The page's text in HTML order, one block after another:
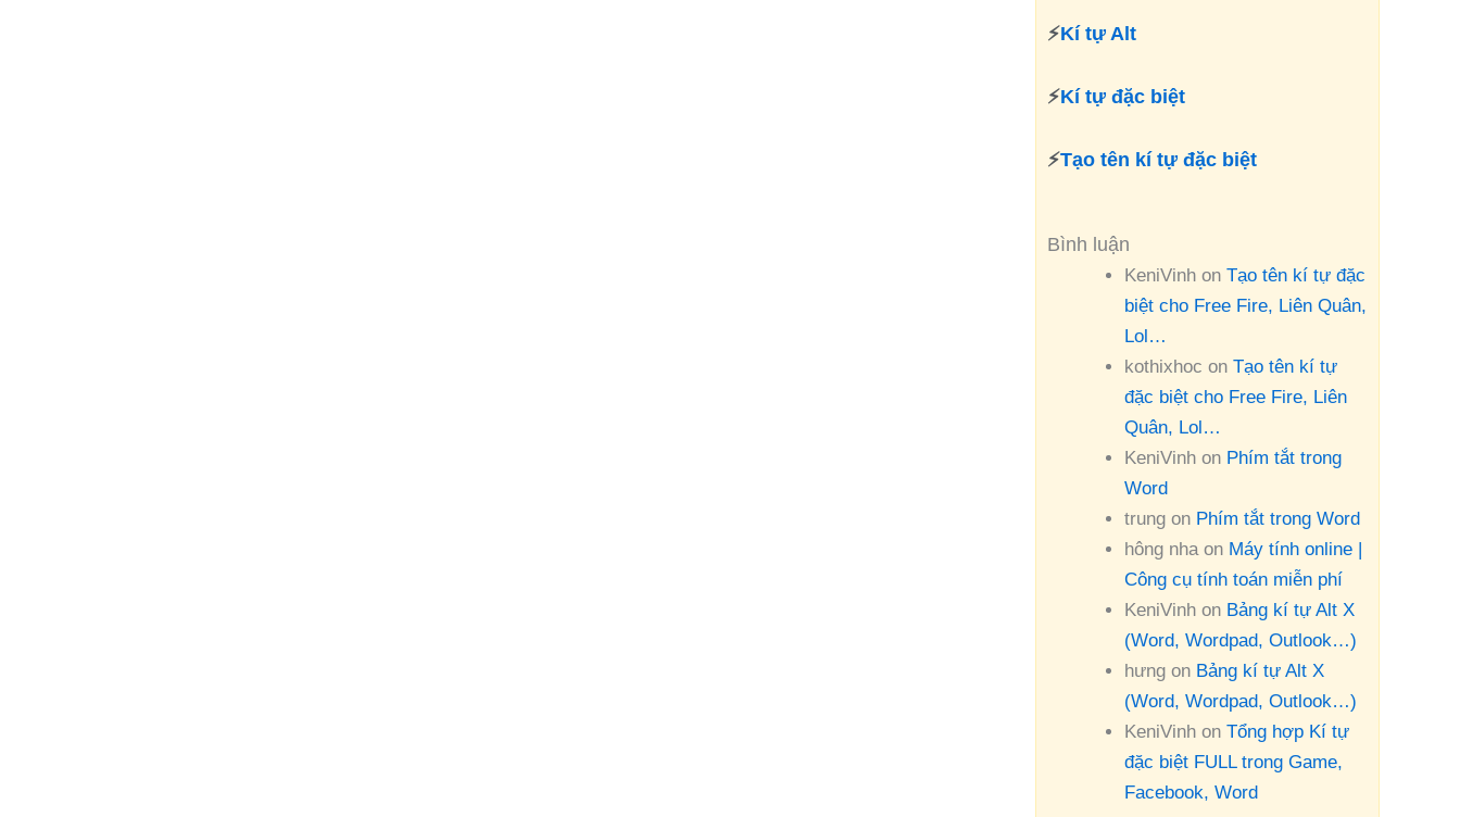
⚡Kí tự Alt
⚡Kí tự đặc biệt
⚡Tạo tên kí tự đặc biệt
Bình luận
KeniVinh onTạo tên kí tự đặc
biệt cho Free Fire, Liên Quân,
Lol…
kothixhoc onTạo tên kí tự
đặc biệt cho Free Fire, Liên
Quân, Lol…
KeniVinh on Phím tắt trong
Word
trung on Phím tắt trong Word
hông nha on Máy tính online |
Công cụ tính toán miễn phí
KeniVinh on Bảng kí tự Alt X
(Word, Wordpad, Outlook…)
hưng on Bảng kí tự Alt X
(Word, Wordpad, Outlook…)
KeniVinh onTổng hợp Kí tự
đặc biệt FULL trong Game,
Facebook, Word